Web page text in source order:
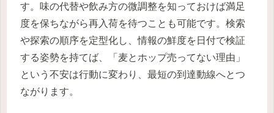
す。味の代替や飲み方の微調整を知っておけば満足
度を保ちながら再入荷を待つことも可能です。検索
や探索の順序を定型化し、情報の鮮度を日付で検証
する姿勢を持てば、「麦とホップ売ってない理由」
という不安は行動に変わり、最短の到達動線へとつ
ながります。